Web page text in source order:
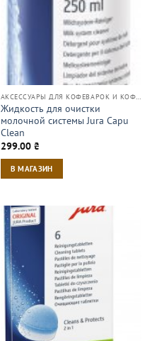
АКСЕССУАРЫ ДЛЯ КОФЕВАРОК И КОФЕМАШИН
Жидкость для очистки
молочной системы Jura Capu
Clean
299.00 ₴
В МАГАЗИН